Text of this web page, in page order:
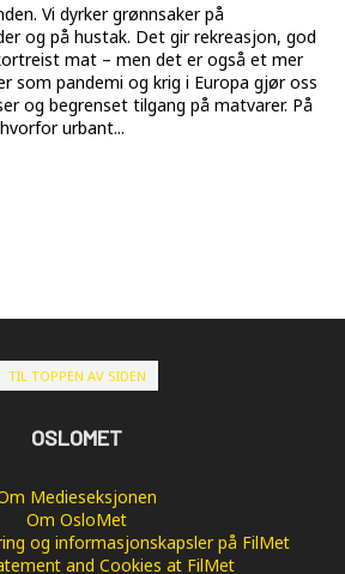
Vi dyrker grønnsaker på
og på hustak. Det gir rekreasjon, god
mat – men det er også et mer
som pandemi og krig i Europa gjør oss
og begrenset tilgang på matvarer. På
urbant...
TIL TOPPEN AV SIDEN
OSLOMET
Medieseksjonen
Om OsloMet
og informasjonskapsler på FilMet
and Cookies at FilMet